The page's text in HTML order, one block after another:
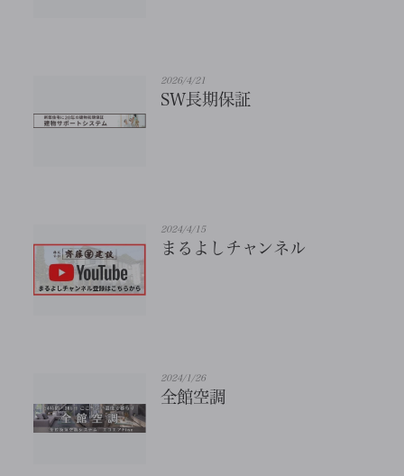
2026/4/21
SW長期保証
2024/4/15
まるよしチャンネル
2024/1/26
全館空調